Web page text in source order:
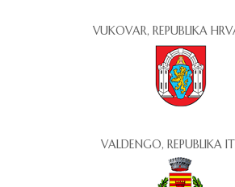
VUKOVAR, REPUBLIKA
VALDENGO, REPUBLIKA